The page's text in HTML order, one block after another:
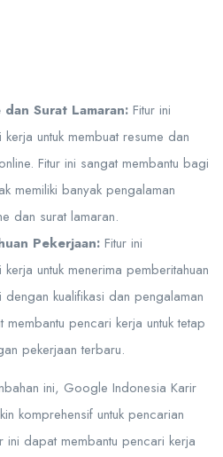
Surat Lamaran: Fitur ini
untuk membuat resume dan
Fitur ini sangat membantu bagi
memiliki banyak pengalaman
dan surat lamaran.
Pekerjaan: Fitur ini
untuk menerima pemberitahuan
kualifikasi dan pengalaman
membantu pencari kerja untuk tetap
pekerjaan terbaru.
ini, Google Indonesia Karir
komprehensif untuk pencarian
ini dapat membantu pencari kerja